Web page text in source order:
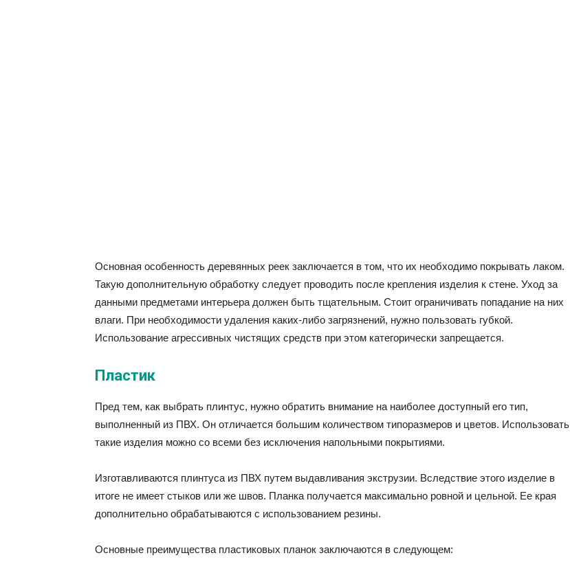
Основная особенность деревянных реек заключается в том, что их необходимо покрывать лаком.
Такую дополнительную обработку следует проводить после крепления изделия к стене. Уход за
данными предметами интерьера должен быть тщательным. Стоит ограничивать попадание на них
влаги. При необходимости удаления каких-либо загрязнений, нужно пользовать губкой.
Использование агрессивных чистящих средств при этом категорически запрещается.
Пластик
Пред тем, как выбрать плинтус, нужно обратить внимание на наиболее доступный его тип,
выполненный из ПВХ. Он отличается большим количеством типоразмеров и цветов. Использовать
такие изделия можно со всеми без исключения напольными покрытиями.
Изготавливаются плинтуса из ПВХ путем выдавливания экструзии. Вследствие этого изделие в
итоге не имеет стыков или же швов. Планка получается максимально ровной и цельной. Ее края
дополнительно обрабатываются с использованием резины.
Основные преимущества пластиковых планок заключаются в следующем: